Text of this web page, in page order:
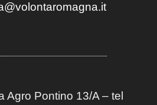
Agro Pontino 13/A– tel